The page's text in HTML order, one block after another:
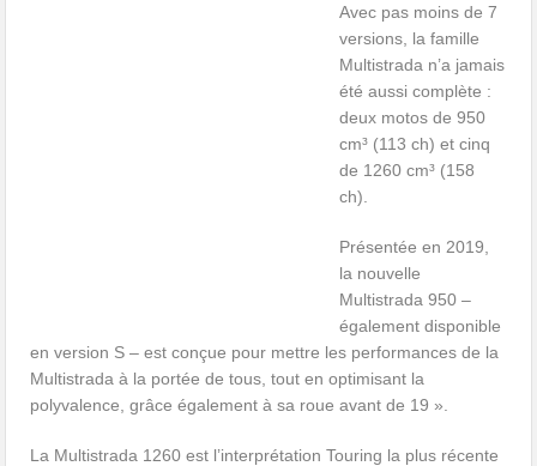
Avec pas moins de 7
versions, la famille
Multistrada n’a jamais
été aussi complète :
deux motos de 950
cm³ (113 ch) et cinq
de 1260 cm³ (158
ch).
Présentée en 2019,
la nouvelle
Multistrada 950 –
également disponible
en version S – est conçue pour mettre les performances de la
Multistrada à la portée de tous, tout en optimisant la
polyvalence, grâce également à sa roue avant de 19 ».
La Multistrada 1260 est l’interprétation Touring la plus récente